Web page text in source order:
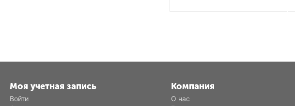
Моя учетная запись
Войти
Компания
О нас